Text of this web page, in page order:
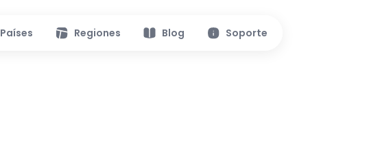
Países Regiones Blog Soporte